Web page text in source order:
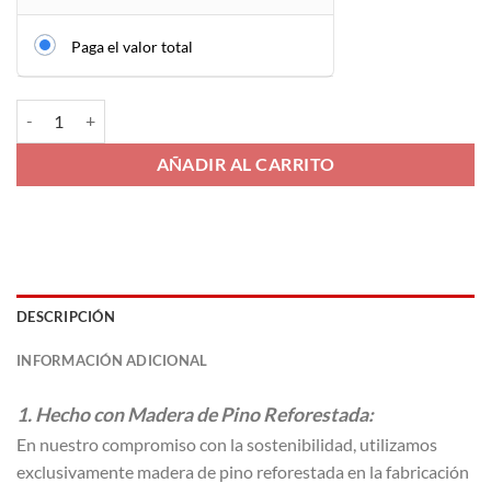
Paga el valor total
Sofá Dominique cantidad
AÑADIR AL CARRITO
DESCRIPCIÓN
INFORMACIÓN ADICIONAL
1. Hecho con Madera de Pino Reforestada:
En nuestro compromiso con la sostenibilidad, utilizamos
exclusivamente madera de pino reforestada en la fabricación